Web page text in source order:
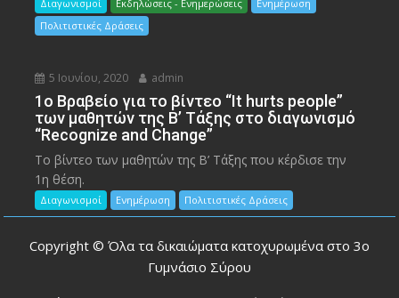
Διαγωνισμοί Εκδηλώσεις - Ενημερώσεις
Ενημέρωση
Πολιτιστικές Δράσεις
5 Ιουνίου, 2020 admin
1ο Βραβείο για το βίντεο “It hurts people”
των μαθητών της Β’ Τάξης στο διαγωνισμό
“Recognize and Change”
Το βίντεο των μαθητών της Β’ Τάξης που κέρδισε την
1η θέση.
Διαγωνισμοί Ενημέρωση Πολιτιστικές Δράσεις
Copyright © Όλα τα δικαιώματα κατοχυρωμένα στο 3ο
Γυμνάσιο Σύρου